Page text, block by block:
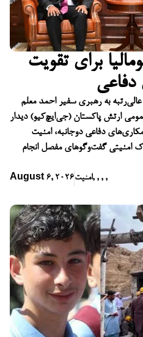
برای تقویت
به رهبری سفیر احمد معلم
عمومی ارتش پاکستان (جی‌ایچ‌کیو) دیدار
دفاعی دوجانبه، امنیت
امنیتی گفت‌وگوهای مفصل انجام
August 6, 2026امنیت, , , ,